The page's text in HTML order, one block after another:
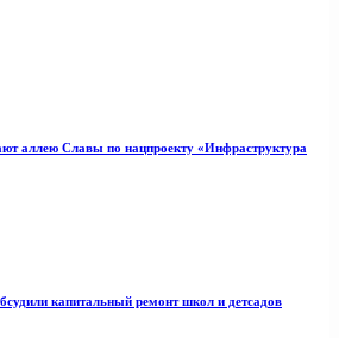
аллею Славы по нацпроекту «Инфраструктура
капитальный ремонт школ и детсадов